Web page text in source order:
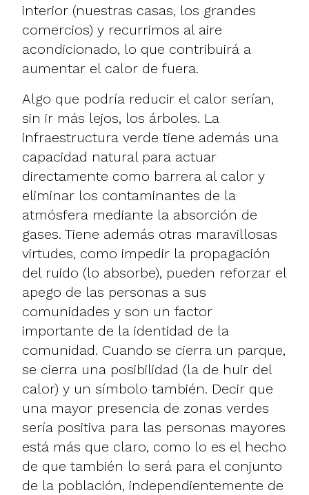
interior (nuestras casas, los grandes
comercios) y recurrimos al aire
acondicionado, lo que contribuirá a
aumentar el calor de fuera.
Algo que podría reducir el calor serían,
sin ir más lejos, los árboles. La
infraestructura verde tiene además una
capacidad natural para actuar
directamente como barrera al calor y
eliminar los contaminantes de la
atmósfera mediante la absorción de
gases. Tiene además otras maravillosas
virtudes, como impedir la propagación
del ruido (lo absorbe), pueden reforzar el
apego de las personas a sus
comunidades y son un factor
importante de la identidad de la
comunidad. Cuando se cierra un parque,
se cierra una posibilidad (la de huir del
calor) y un símbolo también. Decir que
una mayor presencia de zonas verdes
sería positiva para las personas mayores
está más que claro, como lo es el hecho
de que también lo será para el conjunto
de la población, independientemente de